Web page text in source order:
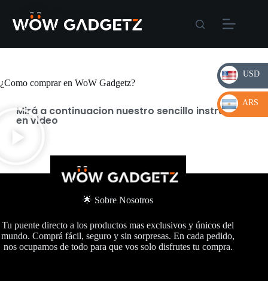
¿Como comprar en WoW Gadgetz?​
Mirá a continuacion nuestro sencillo instructivo
en video
🌟 Sobre Nosotros
Tu puente directo a los productos mas exclusivos y únicos del
mundo. Comprá fácil, seguro y sin sorpresas. En cada pedido,
nos ocupamos de todo para que vos solo disfrutes tu compra.
USD
USD
ARS
ARS